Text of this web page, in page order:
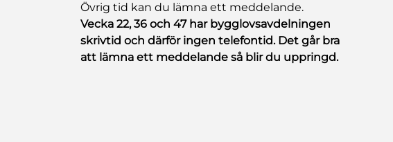
Övrig tid kan du lämna ett meddelande.
Vecka 22, 36 och 47 har bygglovsavdelningen
skrivtid och därför ingen telefontid. Det går bra
att lämna ett meddelande så blir du uppringd.